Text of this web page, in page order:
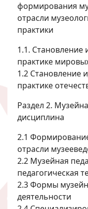
формирования
отрасли
практики
1.1. Становление
практике
1.2 Становление
практике
Раздел 2.
дисциплина
2.1
отрасли
2.2 Музейная
педагогическая
2.3 Формы
деятельности